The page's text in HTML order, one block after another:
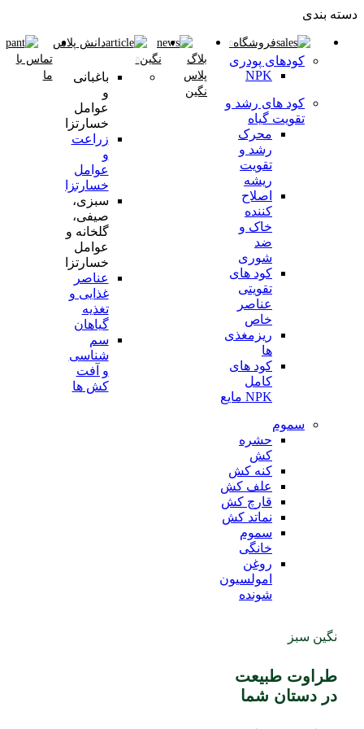
دسته بندی
فروشگاه
کودهای پودری
NPK
کود های رشد و
تقویت گیاه
محرک
رشد و
تقویت
ریشه
اصلاح
کننده
خاک و
ضد
شوری
کود های
تقویتی
عناصر
خاص
ریزمغذی
ها
کود های
کامل
NPK مایع
سموم
حشره
کش
کنه کش
علف کش
قارچ کش
نماتد کش
سموم
خانگی
روغن
امولسیون
شونده
نگین سبز
طراوت طبیعت
در دستان شما
بلاگ
پلاس
نگین
دانش پلاس
نگین
باغبانی
و
عوامل
خسارتزا
زراعت
و
عوامل
خسارتزا
سبزی،
صیفی،
گلخانه و
عوامل
خسارتزا
عناصر
غذایی و
تغذیه
گیاهان
سم
شناسی
و آفت
کش ها
تماس با
ما